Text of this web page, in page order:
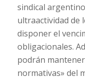
sindical
ultraactividad de
disponer el
obligacionales.
podrán
normativas» del